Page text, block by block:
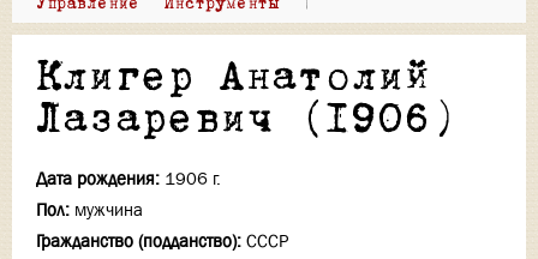
Управление Инструменты |
Клигер Анатолий
Лазаревич (1906)
Дата рождения: 1906 г.
Пол: мужчина
Гражданство (подданство): СССР